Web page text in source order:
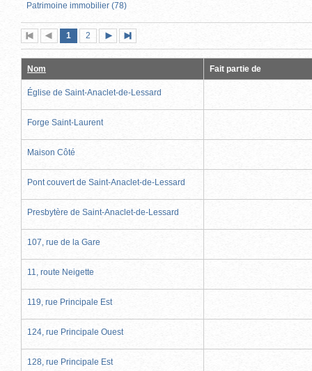
Patrimoine immobilier (78)
Première
page
Page
précédente
Page
1 (page
actuelle)
Page
2
suivante
page
Nom Fait partie de
Église de Saint-Anaclet-de-Lessard
Forge Saint-Laurent
Maison Côté
Pont couvert de Saint-Anaclet-de-Lessard
Presbytère de Saint-Anaclet-de-Lessard
107, rue de la Gare
11, route Neigette
119, rue Principale Est
124, rue Principale Ouest
128, rue Principale Est